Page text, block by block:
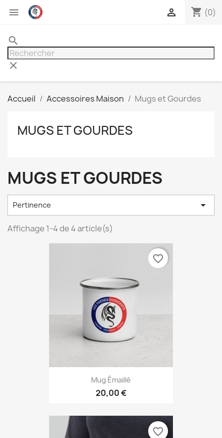
 shopping_cart (0)

search
clear
Accueil Accessoires Maison Mugs et Gourdes
MUGS ET GOURDES
MUGS ET GOURDES
Pertinence 
Affichage 1-4 de 4 article(s)
Mug Émaillé
20,00 €
favorite_border
favorite_border